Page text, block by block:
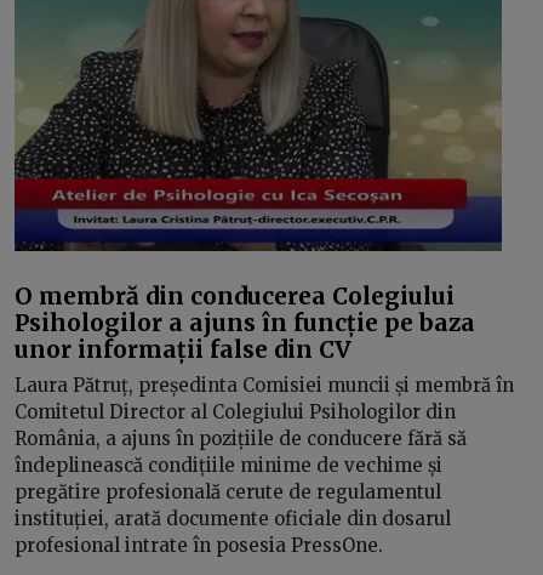
O membră din conducerea Colegiului
Psihologilor a ajuns în funcție pe baza
unor informații false din CV
Laura Pătruț, președinta Comisiei muncii și membră în
Comitetul Director al Colegiului Psihologilor din
România, a ajuns în pozițiile de conducere fără să
îndeplinească condițiile minime de vechime și
pregătire profesională cerute de regulamentul
instituției, arată documente oficiale din dosarul
profesional intrate în posesia PressOne.